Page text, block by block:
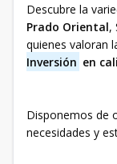
Descubre la
Prado Oriental,
quienes valoran
Inversión en
Disponemos de
necesidades y